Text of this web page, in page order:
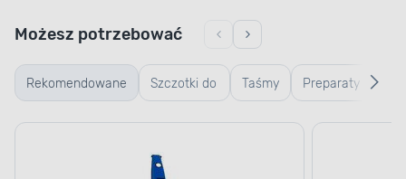
Rekomendowane Szczotki do
mycia
samochodu
Taśmy Preparaty
Możesz potrzebować